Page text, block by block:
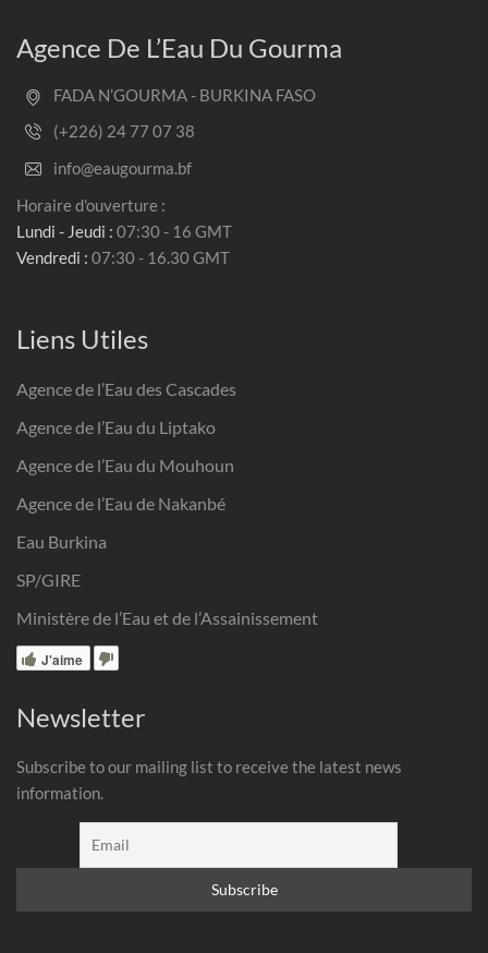
Agence De L’Eau Du Gourma
FADA N’GOURMA - BURKINA FASO
(+226) 24 77 07 38
info@eaugourma.bf
Horaire d'ouverture :
Lundi - Jeudi : 07:30 - 16 GMT
Vendredi : 07:30 - 16.30 GMT
Liens Utiles
Agence de l’Eau des Cascades
Agence de l’Eau du Liptako
Agence de l’Eau du Mouhoun
Agence de l’Eau de Nakanbé
Eau Burkina
SP/GIRE
Ministère de l’Eau et de l’Assainissement
J'aime
Newsletter
Subscribe to our mailing list to receive the latest news
information.